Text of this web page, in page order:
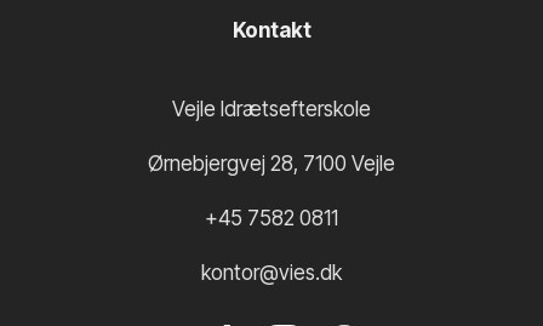
Kontakt
Vejle Idrætsefterskole
Ørnebjergvej 28, 7100 Vejle
+45 7582 0811
kontor@vies.dk